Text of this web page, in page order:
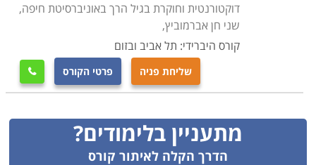
דוקטורנטית וחוקרת בגיל הרך באוניברסיטת חיפה,
שני חן אברמוביץ,
קורס היברידי: תל אביב ובזום
שליחת פניה פרטי הקורס 
מתעניין בלימודים?
הדרך הקלה לאיתור קורס